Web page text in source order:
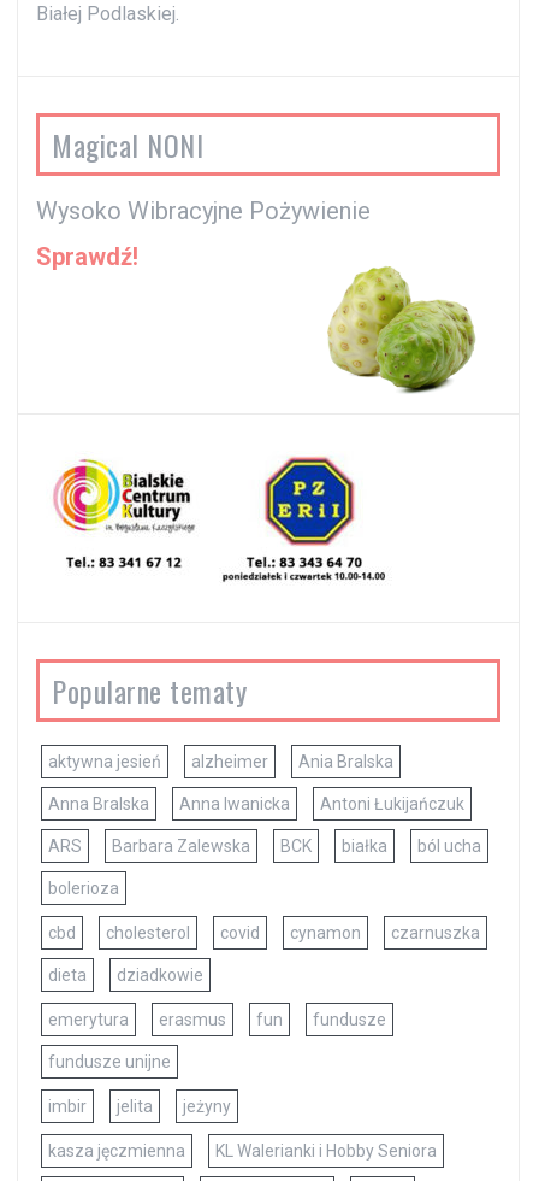
Białej Podlaskiej.
Magical NONI
Wysoko Wibracyjne Pożywienie
Sprawdź!
Popularne tematy
aktywna jesień alzheimer Ania Bralska
Anna Bralska Anna Iwanicka Antoni Łukijańczuk
ARS Barbara Zalewska BCK białka ból ucha
bolerioza
cbd cholesterol covid cynamon czarnuszka
dieta dziadkowie
emerytura erasmus fun fundusze
fundusze unijne
imbir jelita jeżyny
kasza jęczmienna KL Walerianki i Hobby Seniora